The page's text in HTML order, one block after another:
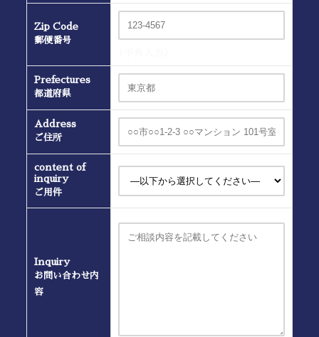
Zip Code
郵便番号
Prefectures
都道府県
Address
ご住所
content of
inquiry
ご用件
Inquiry
お問い合わせ内
容